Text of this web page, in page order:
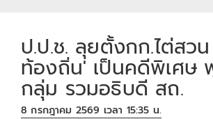
ป.ป.ช. ลุยตั้งกก.ไต่สว
ท้องถิ่น' เป็นคดีพิเศษ
กลุ่ม รวมอธิบดี สถ.
8 กรกฎาคม 2569 เวลา 15:35 น.